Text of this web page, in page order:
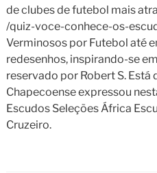
de clubes de futebol mais
/quiz-voce-conhece-os-
Verminosos por Futebol até
redesenhos, inspirando-se
reservado por Robert S.
Chapecoense expressou
Escudos Seleções África
Cruzeiro.